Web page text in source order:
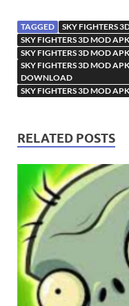
TAGGED
SKY FIGHTERS
SKY FIGHTERS 3D MOD
SKY FIGHTERS 3D MOD
SKY FIGHTERS 3D MOD
DOWNLOAD
SKY FIGHTERS 3D MOD
RELATED POSTS